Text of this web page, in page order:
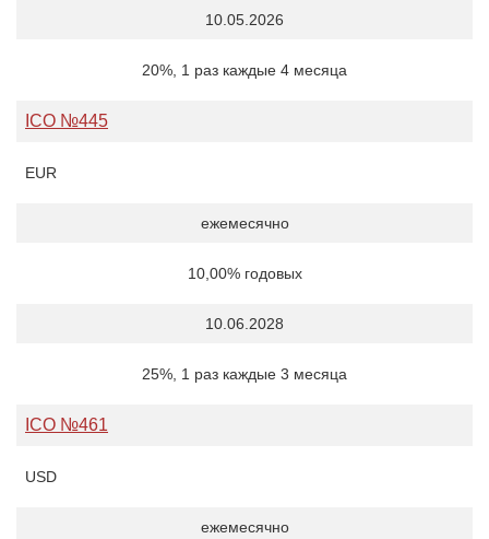
10.05.2026
20%, 1 раз каждые 4 месяца
ICO №445
EUR
ежемесячно
10,00% годовых
10.06.2028
25%, 1 раз каждые 3 месяца
ICO №461
USD
ежемесячно